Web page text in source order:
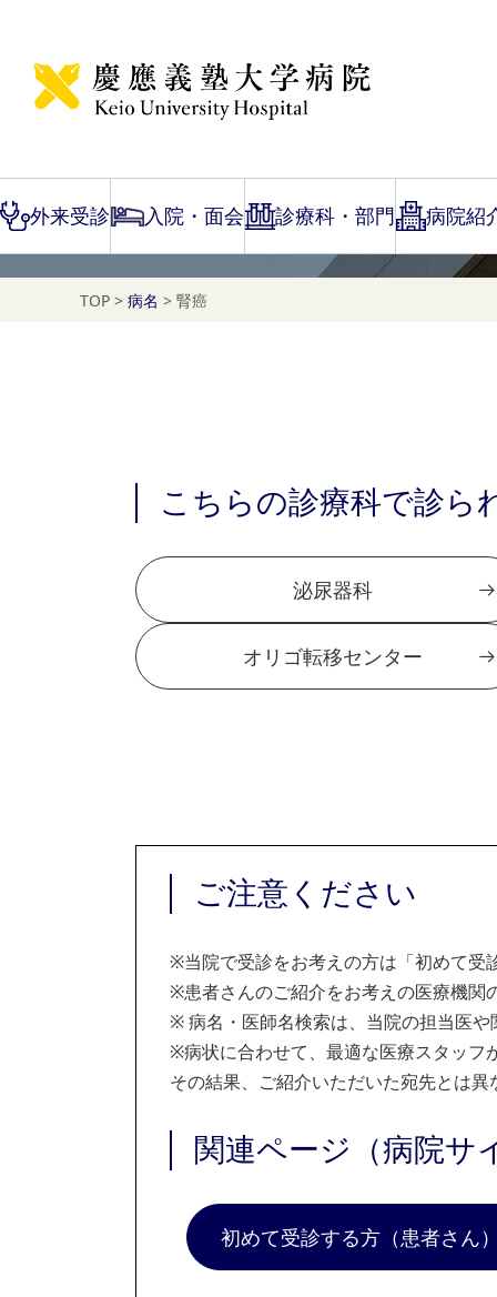
外来受診 入院・面会 診療科・部門 病院紹
Disease Name Search
TOP > 病名 > 腎癌
こちらの診療科で診ら
泌尿器科
オリゴ転移センター
ご注意ください
※当院で受診をお考えの方は「初めて
※患者さんのご紹介をお考えの医療機
※病名・医師名検索は、当院の担当医
※病状に合わせて、最適な医療スタッフ
その結果、ご紹介いただいた宛先とは
関連ページ（病院サ
初めて受診する方（患者さん